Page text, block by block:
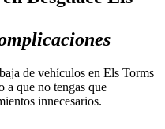
de vehículos en Els Torms
a que no tengas que
innecesarios.